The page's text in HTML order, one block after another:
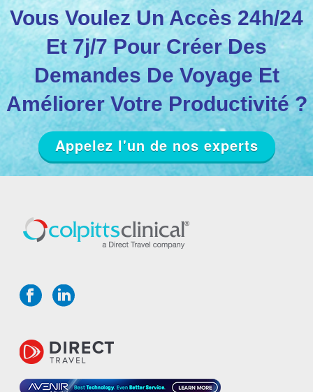
Vous Voulez Un Accès 24h/24
Et 7j/7 Pour Créer Des
Demandes De Voyage Et
Améliorer Votre Productivité ?
Appelez l'un de nos experts